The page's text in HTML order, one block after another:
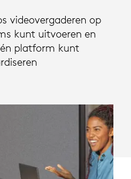
videovergaderen op
kunt uitvoeren en
platform kunt